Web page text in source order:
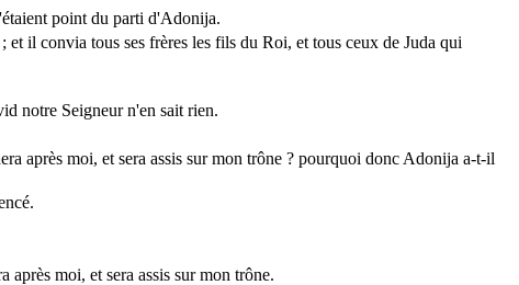
point du parti d'Adonija.
il convia tous ses frères les fils du Roi, et tous ceux de Juda qui
notre Seigneur n'en sait rien.
après moi, et sera assis sur mon trône ? pourquoi donc Adonija a-t-il
moi, et sera assis sur mon trône.